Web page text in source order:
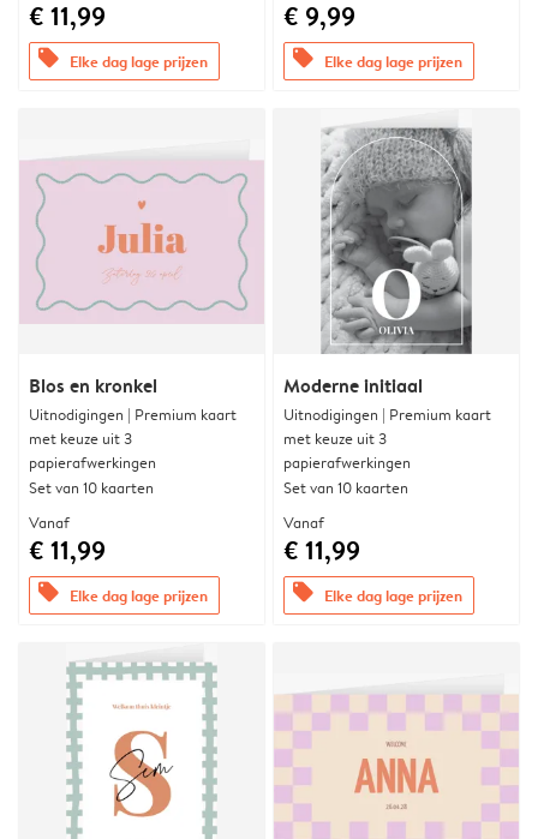
€ 11,99
offers Elke dag lage prijzen
€ 9,99
offers Elke dag lage prijzen
Blos en kronkel
Uitnodigingen | Premium kaart
met keuze uit 3
papierafwerkingen
Set van 10 kaarten
Vanaf
€ 11,99
offers Elke dag lage prijzen
Moderne initiaal
Uitnodigingen | Premium kaart
met keuze uit 3
papierafwerkingen
Set van 10 kaarten
Vanaf
€ 11,99
offers Elke dag lage prijzen